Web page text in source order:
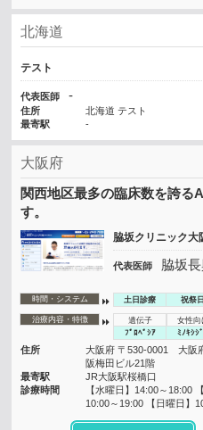
北海道
テスト
代表医師 -
住所
北海道 テスト
最寄駅
-
大阪府
関西地区最多の臨床数を誇る
す。
脇坂クリニック大
代表医師 脇坂
時間・システム 土日診療 祝祭日
治療内容・特徴 遺伝子 女性向
ﾌﾟﾛﾍﾟｼｱ
ﾐﾉｷｼｼ
住所
大阪府 〒530-0001 大阪
阪梅田ビル21階
最寄駅
JR大阪駅桜橋口
診療時間
【水曜日】14:00～18:00
10:00～19:00 【日曜日】